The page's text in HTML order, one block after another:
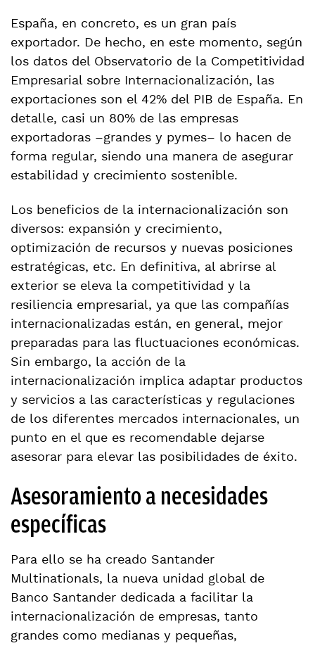
España, en concreto, es un gran país
exportador. De hecho, en este momento, según
los datos del Observatorio de la Competitividad
Empresarial sobre Internacionalización, las
exportaciones son el 42% del PIB de España. En
detalle, casi un 80% de las empresas
exportadoras –grandes y pymes– lo hacen de
forma regular, siendo una manera de asegurar
estabilidad y crecimiento sostenible.
Los beneficios de la internacionalización son
diversos: expansión y crecimiento,
optimización de recursos y nuevas posiciones
estratégicas, etc. En definitiva, al abrirse al
exterior se eleva la competitividad y la
resiliencia empresarial, ya que las compañías
internacionalizadas están, en general, mejor
preparadas para las fluctuaciones económicas.
Sin embargo, la acción de la
internacionalización implica adaptar productos
y servicios a las características y regulaciones
de los diferentes mercados internacionales, un
punto en el que es recomendable dejarse
asesorar para elevar las posibilidades de éxito.
Asesoramiento a necesidades
específicas
Para ello se ha creado Santander
Multinationals, la nueva unidad global de
Banco Santander dedicada a facilitar la
internacionalización de empresas, tanto
grandes como medianas y pequeñas,